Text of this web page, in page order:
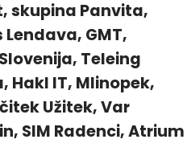
skupina Panvita,
GMT,
Teleing
Hakl IT, Mlinopek,
Užitek, Var
SIM Radenci, Atrium